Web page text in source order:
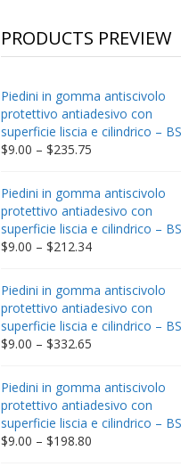
PRODUCTS PREVIEW
Piedini in gomma antiscivolo
protettivo antiadesivo con
superficie liscia e cilindrico –
$9.00 – $235.75Price
through
$235.75
Piedini in gomma antiscivolo
protettivo antiadesivo con
superficie liscia e cilindrico –
$9.00 – $212.34Price
through
$212.34
Piedini in gomma antiscivolo
protettivo antiadesivo con
superficie liscia e cilindrico –
$9.00 – $332.65Price
through
$332.65
Piedini in gomma antiscivolo
protettivo antiadesivo con
superficie liscia e cilindrico –
$9.00 – $198.80Price